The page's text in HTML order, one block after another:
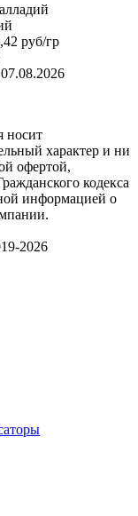
руб/гр
носит
характер и ни
офертой,
кодекса
информацией о
2026